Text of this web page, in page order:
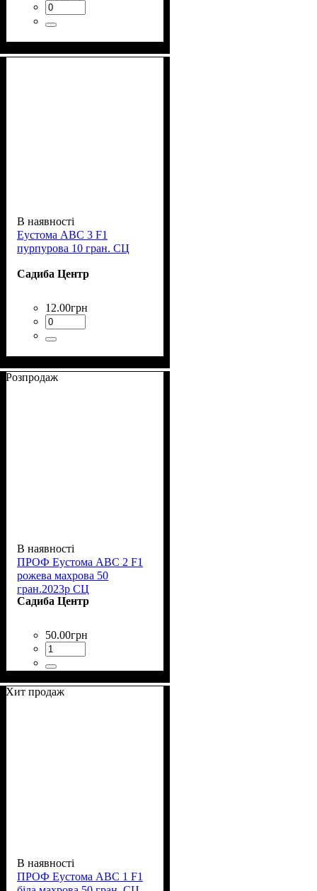
В наявності
Еустома АВС 3 F1
пурпурова 10 гран. СЦ
Садиба Центр
12.00грн
Розпродаж
В наявності
ПРОФ Еустома АВС 2 F1
рожева махрова 50
гран.2023р СЦ
Садиба Центр
50.00грн
Хит продаж
В наявності
ПРОФ Еустома АВС 1 F1